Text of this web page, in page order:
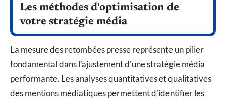
Les méthodes d'optimisation de
votre stratégie média
La mesure des retombées presse représente un pilier
fondamental dans l'ajustement d'une stratégie média
performante. Les analyses quantitatives et qualitatives
des mentions médiatiques permettent d'identifier les